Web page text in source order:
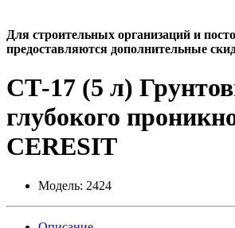
Для строительных организаций и
предоставляются дополнительные
СТ-17 (5 л)
глубокого
CERESIT
Модель: 2424